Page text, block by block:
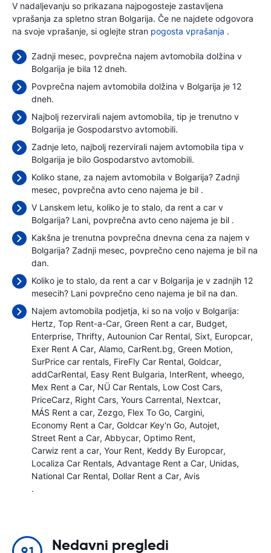
V nadaljevanju so prikazana najpogosteje zastavljena
vprašanja za spletno stran Bolgarija. Če ne najdete odgovora
na svoje vprašanje, si oglejte stran pogosta vprašanja .
Zadnji mesec, povprečna najem avtomobila dolžina v
Bolgarija je bila 12 dneh.
Povprečna najem avtomobila dolžina v Bolgarija je 12
dneh.
Najbolj rezervirali najem avtomobila, tip je trenutno v
Bolgarija je Gospodarstvo avtomobili.
Zadnje leto, najbolj rezervirali najem avtomobila tipa v
Bolgarija je bilo Gospodarstvo avtomobili.
Koliko stane, za najem avtomobila v Bolgarija? Zadnji
mesec, povprečna avto ceno najema je bil .
V Lanskem letu, koliko je to stalo, da rent a car v
Bolgarija? Lani, povprečna avto ceno najema je bil .
Kakšna je trenutna povprečna dnevna cena za najem v
Bolgarija? Zadnji mesec, povprečno ceno najema je bil na
dan.
Koliko je to stalo, da rent a car v Bolgarija je v zadnjih 12
mesecih? Lani povprečno ceno najema je bil na dan.
Najem avtomobila podjetja, ki so na voljo v Bolgarija:
Hertz Top Rent-a-Car Green Rent a car Budget
Enterprise Thrifty Autounion Car Rental Sixt Europcar
Exer Rent A Car Alamo CarRent.bg Green Motion
SurPrice car rentals FireFly Car Rental Goldcar
addCarRental Easy Rent Bulgaria InterRent wheego
Mex Rent a Car NÜ Car Rentals Low Cost Cars
PriceCarz Right Cars Yours Carrental Nextcar
MÁS Rent a car Zezgo Flex To Go Cargini
Economy Rent a Car Goldcar Key'n Go Autojet
Street Rent a Car Abbycar Optimo Rent
Carwiz rent a car Your Rent Keddy By Europcar
Localiza Car Rentals Advantage Rent a Car Unidas
National Car Rental Dollar Rent a Car Avis
.
Nedavni pregledi